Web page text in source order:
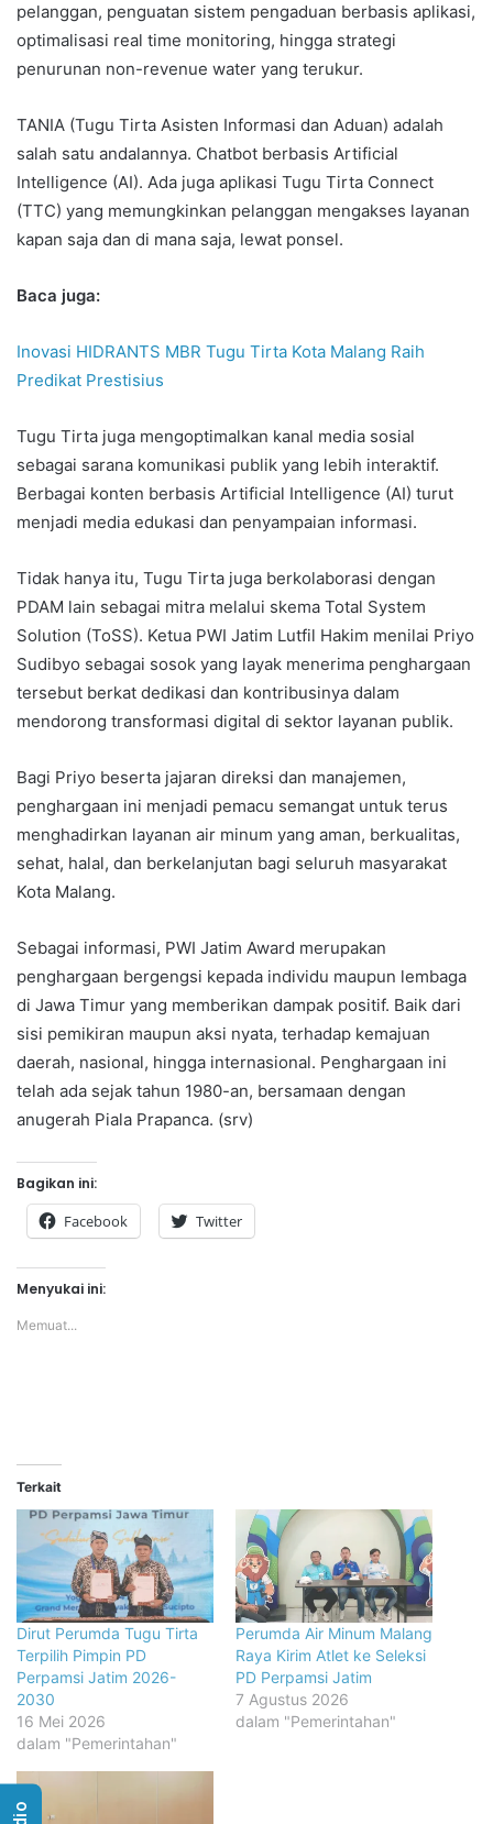
pelanggan, penguatan sistem pengaduan berbasis aplikasi,
optimalisasi real time monitoring, hingga strategi
penurunan non-revenue water yang terukur.
TANIA (Tugu Tirta Asisten Informasi dan Aduan) adalah
salah satu andalannya. Chatbot berbasis Artificial
Intelligence (AI). Ada juga aplikasi Tugu Tirta Connect
(TTC) yang memungkinkan pelanggan mengakses layanan
kapan saja dan di mana saja, lewat ponsel.
Baca juga:
Inovasi HIDRANTS MBR Tugu Tirta Kota Malang Raih
Predikat Prestisius
Tugu Tirta juga mengoptimalkan kanal media sosial
sebagai sarana komunikasi publik yang lebih interaktif.
Berbagai konten berbasis Artificial Intelligence (AI) turut
menjadi media edukasi dan penyampaian informasi.
Tidak hanya itu, Tugu Tirta juga berkolaborasi dengan
PDAM lain sebagai mitra melalui skema Total System
Solution (ToSS). Ketua PWI Jatim Lutfil Hakim menilai Priyo
Sudibyo sebagai sosok yang layak menerima penghargaan
tersebut berkat dedikasi dan kontribusinya dalam
mendorong transformasi digital di sektor layanan publik.
Bagi Priyo beserta jajaran direksi dan manajemen,
penghargaan ini menjadi pemacu semangat untuk terus
menghadirkan layanan air minum yang aman, berkualitas,
sehat, halal, dan berkelanjutan bagi seluruh masyarakat
Kota Malang.
Sebagai informasi, PWI Jatim Award merupakan
penghargaan bergengsi kepada individu maupun lembaga
di Jawa Timur yang memberikan dampak positif. Baik dari
sisi pemikiran maupun aksi nyata, terhadap kemajuan
daerah, nasional, hingga internasional. Penghargaan ini
telah ada sejak tahun 1980-an, bersamaan dengan
anugerah Piala Prapanca. (srv)
Bagikan ini:
Facebook Twitter
Menyukai ini:
Memuat...
Terkait
Dirut Perumda Tugu Tirta
Terpilih Pimpin PD
Perpamsi Jatim 2026-
2030
16 Mei 2026
dalam "Pemerintahan"
Perumda Air Minum Malang
Raya Kirim Atlet ke Seleksi
PD Perpamsi Jatim
7 Agustus 2026
dalam "Pemerintahan"